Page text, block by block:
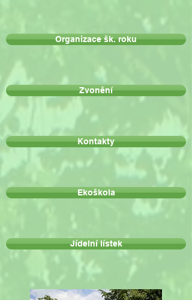
Organizace šk. roku
Zvonění
Kontakty
Ekoškola
Jídelní lístek